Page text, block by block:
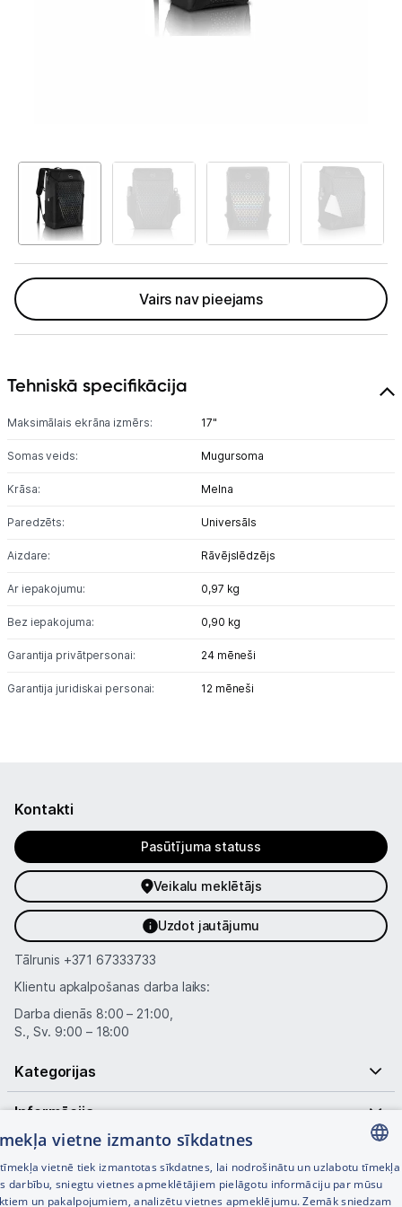
GAMING pasaule >
Lādētāji un adapteri
Dokstacijas
Portatīvie dzesētāji
Audio
Stacionārie datori un piederumi
Telefoni, planšetdatori
Sadzīves tehnika
Vēlmju saraksts
Piegāde un apmaksa
Tehnikas izvešana
Uzņēmumiem
Tet pakalpojumi
Kontakti
Vairs nav pieejams
Tehniskā specifikācija
Maksimālais ekrāna izmērs: 17"
Somas veids: Mugursoma
Krāsa: Melna
Paredzēts: Universāls
Aizdare: Rāvējslēdzējs
Ar iepakojumu: 0,97 kg
Bez iepakojuma: 0,90 kg
Garantija privātpersonai: 24 mēneši
Garantija juridiskai personai: 12 mēneši
Kontakti
Pasūtījuma statuss
Veikalu meklētājs
Uzdot jautājumu
Tālrunis +371 67333733
Klientu apkalpošanas darba laiks:
Darba dienās 8:00 – 21:00,
S., Sv. 9:00 – 18:00
Kategorijas
Informācija
Noderīgas saites
LATVIAN
vietne izmanto sīkdatnes
vietnē tiek izmantotas sīkdatnes, lai nodrošinātu un uzlabotu tīmekļa
darbību, sniegtu vietnes apmeklētājiem pielāgotu informāciju par mūsu
un pakalpojumiem, analizētu vietnes apmeklējumu. Zemāk sniedzam